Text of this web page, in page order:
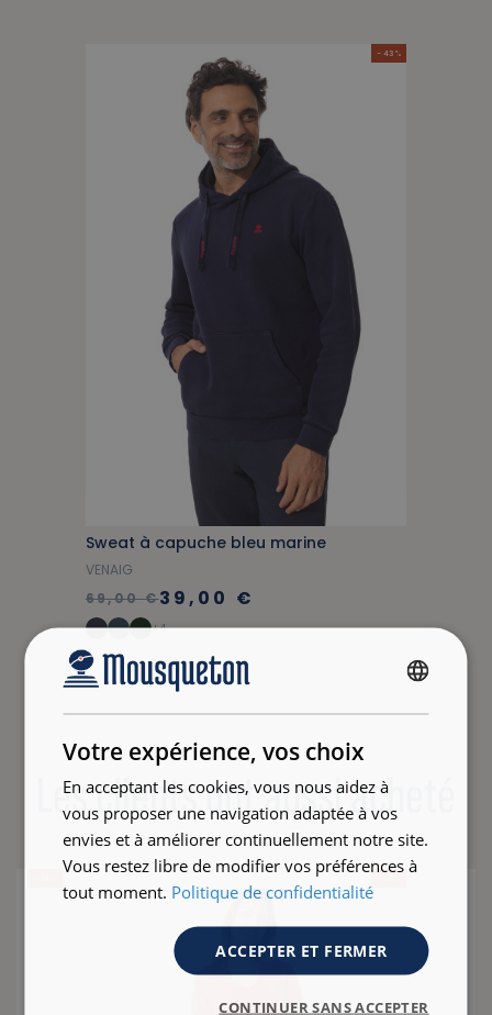
- 43 %
Sweat à capuche bleu marine
VENAIG
69,00 €39,00 €
+4
Les clients ont aussi acheté
Votre expérience, vos choix
En acceptant les cookies, vous nous aidez à
vous proposer une navigation adaptée à vos
envies et à améliorer continuellement notre site.
Vous restez libre de modifier vos préférences à
tout moment. Politique de confidentialité
ACCEPTER ET FERMER
CONTINUER SANS ACCEPTER